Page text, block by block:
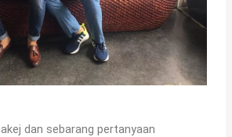
dan sebarang pertanyaan